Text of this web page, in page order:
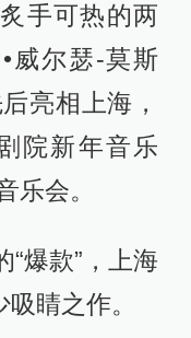
手可热的两
尔瑟-莫斯
亮相上海，
院新年音乐
乐会。
爆款”，上海
睛之作。